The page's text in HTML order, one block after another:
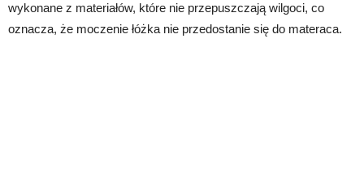
wykonane z materiałów, które nie przepuszczają wilgoci, co
oznacza, że ​​moczenie łóżka nie przedostanie się do materaca.